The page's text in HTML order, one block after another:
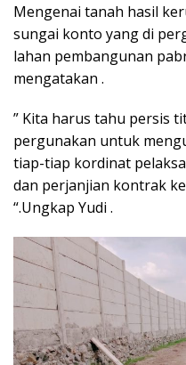
Mengenai tanah hasil
sungai konto yang di
lahan pembangunan
mengatakan .
” Kita harus tahu persis
pergunakan untuk
tiap-tiap kordinat
dan perjanjian kontrak
“.Ungkap Yudi .